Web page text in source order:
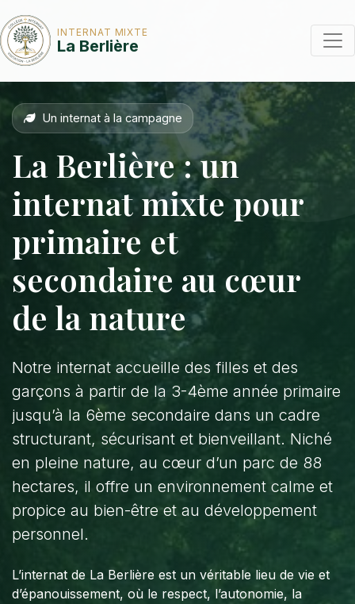
INTERNAT MIXTE
La Berlière
Un internat à la campagne
La Berlière : un
internat mixte pour
primaire et
secondaire au cœur
de la nature
Notre internat accueille des filles et des
garçons à partir de la 3-4ème année primaire
jusqu’à la 6ème secondaire dans un cadre
structurant, sécurisant et bienveillant. Niché
en pleine nature, au cœur d’un parc de 88
hectares, il offre un environnement calme et
propice au bien-être et au développement
personnel.
L’internat de La Berlière est un véritable lieu de vie et
d’épanouissement, où le respect, l’autonomie, la